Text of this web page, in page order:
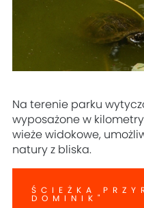
Na terenie parku
wyposażone w
wieże widokowe,
natury z bliska.
ŚCIEŻKA
DOMINIK"